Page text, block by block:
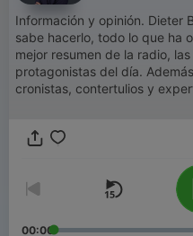
Información y opinión. Dieter
sabe hacerlo, todo lo que ha
mejor resumen de la radio,
protagonistas del día.
cronistas, contertulios y
participación de los oyentes,
00:00